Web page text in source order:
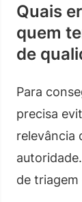
Quais
quem
de
Para
precisa
relevância
de